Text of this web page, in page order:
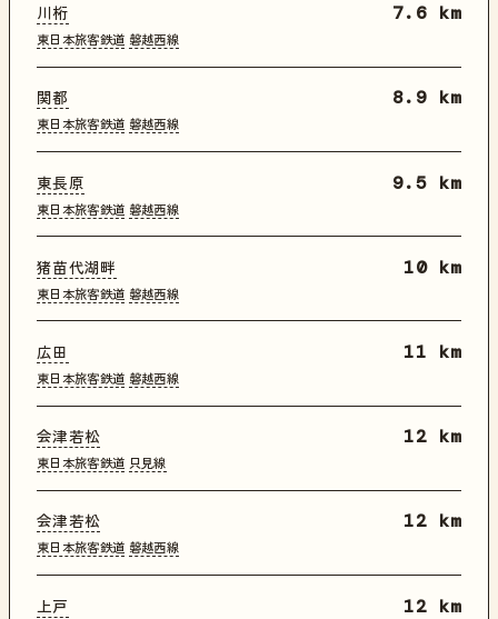
川桁
東日本旅客鉄道 磐越西線
7.6 km
関都
東日本旅客鉄道 磐越西線
8.9 km
東長原
東日本旅客鉄道 磐越西線
9.5 km
猪苗代湖畔
東日本旅客鉄道 磐越西線
10 km
広田
東日本旅客鉄道 磐越西線
11 km
会津若松
東日本旅客鉄道 只見線
12 km
会津若松
東日本旅客鉄道 磐越西線
12 km
上戸 12 km